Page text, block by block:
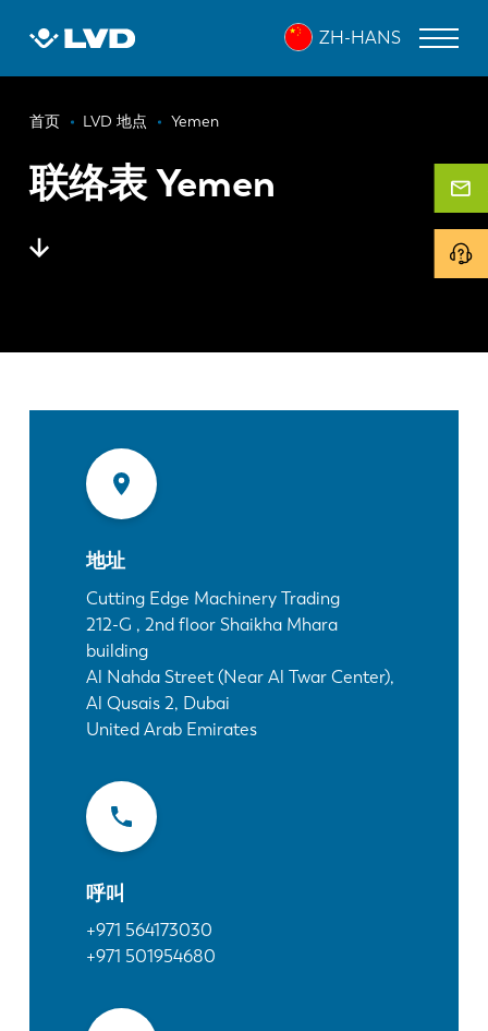
ZH-HANS
面
包
屑
首页 LVD 地点 Yemen
联络表 Yemen
地址
Cutting Edge Machinery Trading
212-G , 2nd floor Shaikha Mhara
building
Al Nahda Street (Near Al Twar Center),
Al Qusais 2, Dubai
United Arab Emirates
呼叫
+971 564173030
+971 501954680
激光切割机
折弯机
冲床
软件
关于 LVD
最新消息
客户案例
展会活动
资源中心
行业和解决方案
招贤纳士